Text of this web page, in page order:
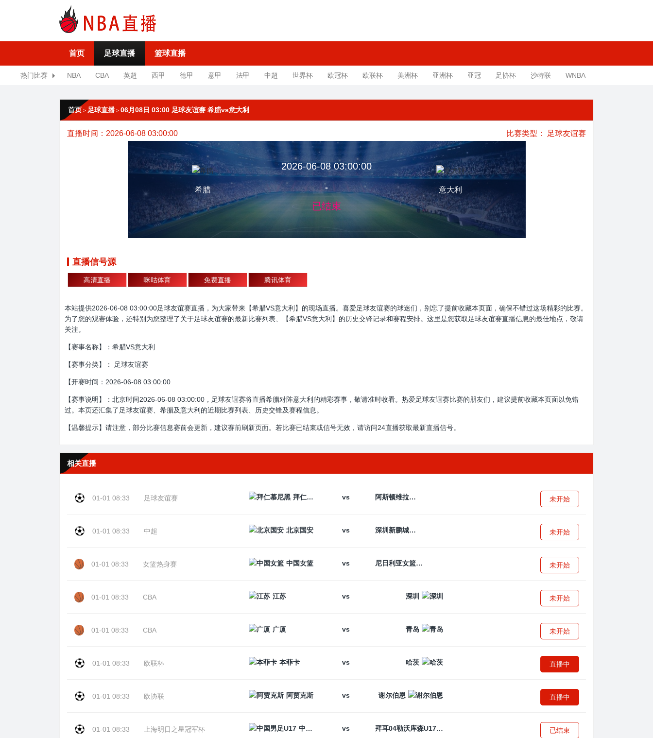
首页 足球直播 篮球直播
热门比赛 NBA CBA 英超 西甲 德甲 意甲 法甲 中超 世界杯 欧冠杯 欧联杯 美洲杯 亚洲杯 亚冠 足协杯 沙特联 WNBA
首页 > 足球直播 > 06月08日 03:00 足球友谊赛 希腊vs意大利
直播时间：2026-06-08 03:00:00 比赛类型： 足球友谊赛
希腊
2026-06-08 03:00:00
-
已结束
意大利
直播信号源
高清直播 咪咕体育 免费直播 腾讯体育
本站提供2026-06-08 03:00:00足球友谊赛直播，为大家带来【希腊VS意大利】的现场直播。喜爱足球友谊赛的球迷们，别忘了提前收藏本页面，确保不错过这场精彩的比赛。
为了您的观赛体验，还特别为您整理了关于足球友谊赛的最新比赛列表、【希腊VS意大利】的历史交锋记录和赛程安排。这里是您获取足球友谊赛直播信息的最佳地点，敬请
关注。
【赛事名称】：希腊VS意大利
【赛事分类】： 足球友谊赛
【开赛时间：2026-06-08 03:00:00
【赛事说明】：北京时间2026-06-08 03:00:00，足球友谊赛将直播希腊对阵意大利的精彩赛事，敬请准时收看。热爱足球友谊赛比赛的朋友们，建议提前收藏本页面以免错
过。本页还汇集了足球友谊赛、希腊及意大利的近期比赛列表、历史交锋及赛程信息。
【温馨提示】请注意，部分比赛信息赛前会更新，建议赛前刷新页面。若比赛已结束或信号无效，请访问24直播获取最新直播信号。
相关直播
01-01 08:33 足球友谊赛 拜仁慕尼黑 vs 阿斯顿维拉 未开始
01-01 08:33 中超 北京国安 vs 深圳新鹏城 未开始
01-01 08:33 女篮热身赛 中国女篮 vs 尼日利亚女篮 未开始
01-01 08:33 CBA 江苏 vs 深圳 未开始
01-01 08:33 CBA 广厦 vs 青岛 未开始
01-01 08:33 欧联杯 本菲卡 vs 哈茨 直播中
01-01 08:33 欧协联 阿贾克斯 vs 谢尔伯恩 直播中
01-01 08:33 上海明日之星冠军杯 中国男足U17 vs 拜耳04勒沃库森U17 已结束